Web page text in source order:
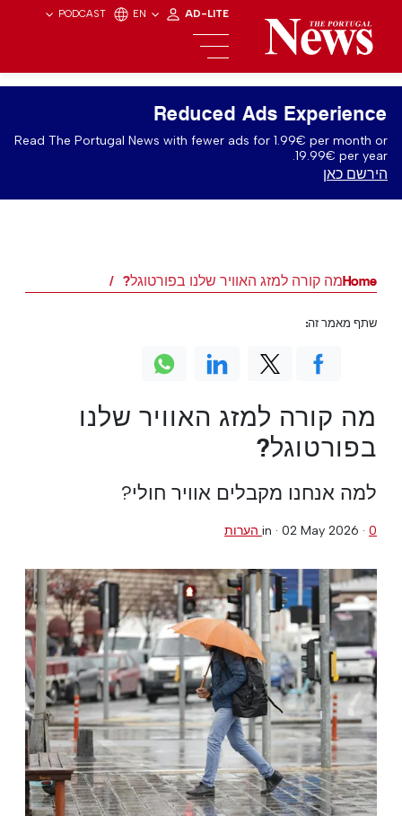
PODCAST EN AD-LITE
Reduced Ads Experience
Read The Portugal News with fewer ads for 1.99€ per month or
19.99€ per year.
הירשם כאן
Homeמה קורה למזג האוויר שלנו בפורטוגל?
מה קורה למזג האוויר שלנו
בפורטוגל?
למה אנחנו מקבלים אוויר חולי?
in · 02 May 2026 · 0 הערות
שתף מאמר זה: